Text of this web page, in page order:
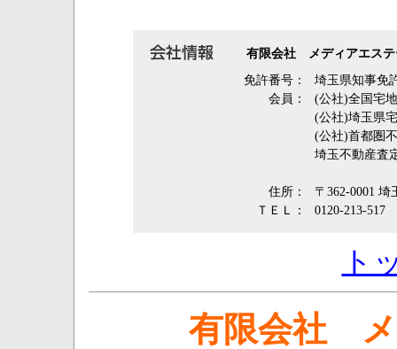
有限会社 メディアエステ
免許番号：
埼玉県知事免
会員：
(公社)全国宅
(公社)埼玉県
(公社)首都圏
埼玉不動産査
住所：
〒362‐0001
ＴＥＬ：
0120-213-517
ト
有限会社 メ